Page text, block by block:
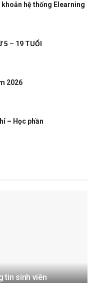
hệ thống Elearning
5 – 19 TUỔI
2026
– Học phần
tin sinh viên